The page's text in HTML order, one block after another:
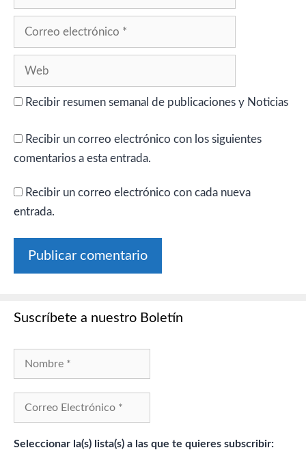
Recibir resumen semanal de publicaciones y Noticias
Recibir un correo electrónico con los siguientes
comentarios a esta entrada.
Recibir un correo electrónico con cada nueva
entrada.
Suscríbete a nuestro Boletín
Seleccionar la(s) lista(s) a las que te quieres subscribir: